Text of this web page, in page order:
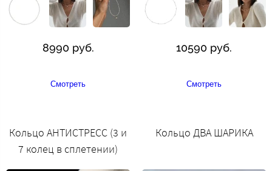
8990 руб.
Смотреть
10590 руб.
Смотреть
Кольцо АНТИСТРЕСС (3 и
7 колец в сплетении)
Кольцо ДВА ШАРИКА